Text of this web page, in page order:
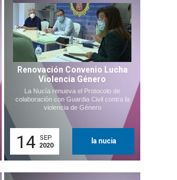
Renovación Convenio Lucha
Violencia Género
La Nucía renueva el Protocolo de
colaboración con Guardia Civil contra la
violencia de Género
14
SEP.
2020
la nucia